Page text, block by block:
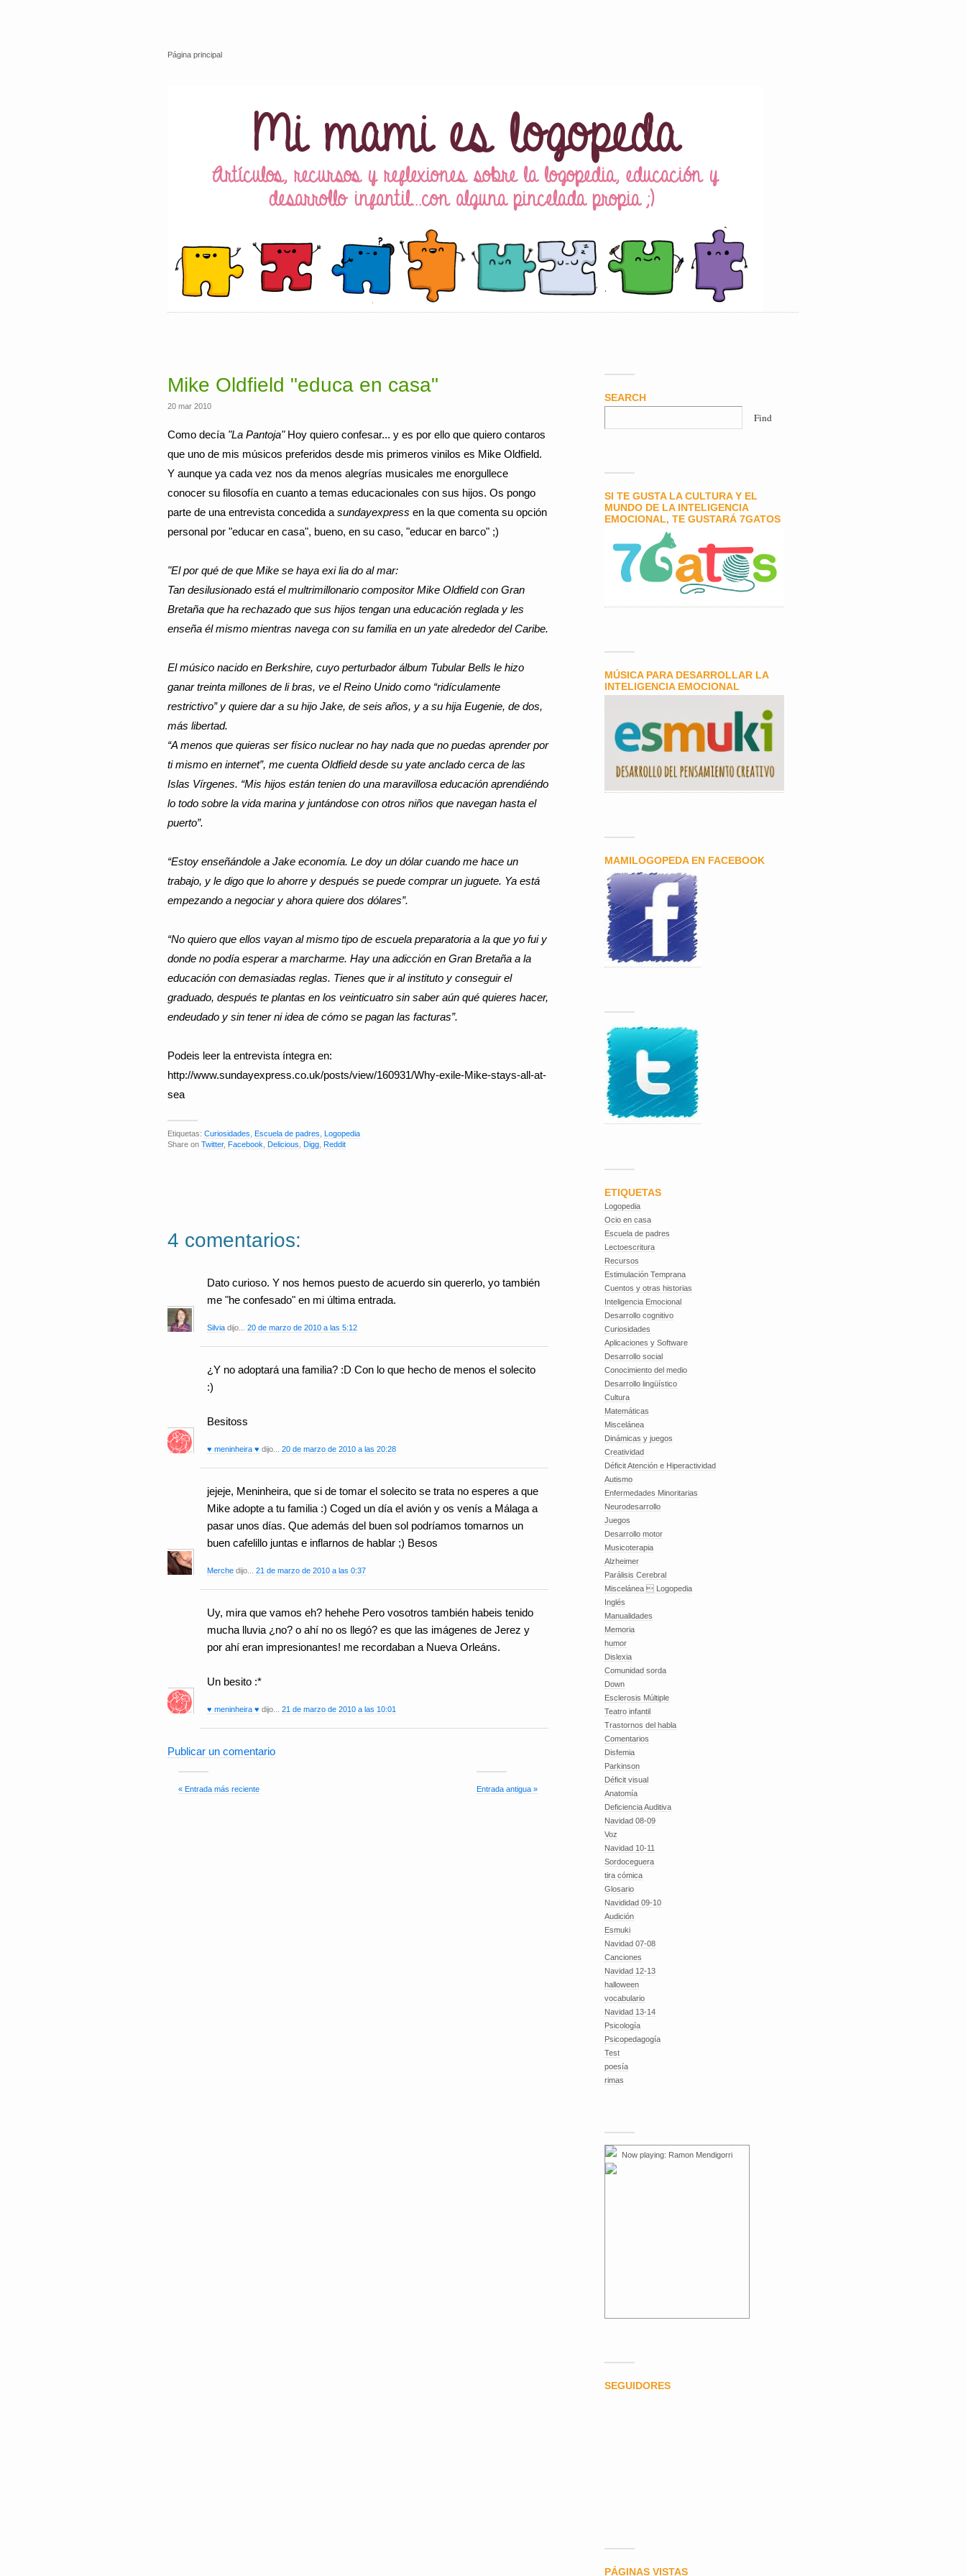
Página principal
Mike Oldfield "educa en casa"
20 mar 2010
Como decía "La Pantoja"Hoy quiero confesar... y es por ello que quiero contaros
que uno de mis músicos preferidos desde mis primeros vinilos es Mike Oldfield.
Y aunque ya cada vez nos da menos alegrías musicales me enorgullece
conocer su filosofía en cuanto a temas educacionales con sus hijos. Os pongo
parte de una entrevista concedida a sundayexpress en la que comenta su opción
personal por "educar en casa", bueno, en su caso, "educar en barco" ;)
"El por qué de que Mike se haya exi lia do al mar:
Tan desilusionado está el multrimillonario compositor Mike Oldfield con Gran
Bretaña que ha rechazado que sus hijos tengan una educación re­glada y les
enseña él mismo mientras navega con su familia en un yate alrededor del Caribe.
El músico nacido en Berkshire, cuyo perturbador álbum Tubular Bells le hizo
ganar treinta millones de li bras, ve el Reino Unido como “ridículamente
restrictivo” y quie­re dar a su hijo Jake, de seis años, y a su hija Eugenie, de dos,
más libertad.
“A menos que quieras ser físico nuclear no hay nada que no puedas aprender por
ti mismo en internet”, me cuenta Oldfield desde su yate anclado cerca de las
Islas Vírgenes. “Mis hijos están tenien do una maravillosa educación aprendiéndo
lo todo sobre la vida marina y juntándose con otros niños que navegan hasta el
puerto”.
“Estoy enseñándole a Jake economía. Le doy un dólar cuando me hace un
trabajo, y le digo que lo ahorre y después se puede comprar un juguete. Ya está
empezando a negociar y ahora quiere dos dólares”.
“No quiero que ellos vayan al mismo tipo de escuela preparatoria a la que yo fui y
donde no podía esperar a marcharme. Hay una adicción en Gran Bretaña a la
edu­cación con demasiadas reglas. Tienes que ir al instituto y conseguir el
graduado, después te plantas en los veinticuatro sin saber aún qué quieres hacer,
endeudado y sin tener ni idea de cómo se pagan las facturas”.
Podeis leer la entrevista íntegra en:
http://www.sundayexpress.co.uk/posts/view/160931/Why-exile-Mike-stays-all-at-
sea
Etiquetas: Curiosidades Escuela de padres Logopedia
Share on Twitter, Facebook Delicious Digg Reddit
4 comentarios:
Dato curioso. Y nos hemos puesto de acuerdo sin quererlo, yo también
me "he confesado" en mi última entrada.
Silvia dijo... 20 de marzo de 2010 a las 5:12
¿Y no adoptará una familia? :D Con lo que hecho de menos el solecito
:)
Besitoss
♥ meninheira ♥ dijo... 20 de marzo de 2010 a las 20:28
jejeje, Meninheira, que si de tomar el solecito se trata no esperes a que
Mike adopte a tu familia :) Coged un día el avión y os venís a Málaga a
pasar unos días. Que además del buen sol podríamos tomarnos un
buen cafelillo juntas e inflarnos de hablar ;) Besos
Merche dijo... 21 de marzo de 2010 a las 0:37
Uy, mira que vamos eh? hehehe Pero vosotros también habeis tenido
mucha lluvia ¿no? o ahí no os llegó? es que las imágenes de Jerez y
por ahí eran impresionantes! me recordaban a Nueva Orleáns.
Un besito :*
♥ meninheira ♥ dijo... 21 de marzo de 2010 a las 10:01
Publicar un comentario
« Entrada más reciente Entrada antigua »
SEARCH
SI TE GUSTA LA CULTURA Y EL
MUNDO DE LA INTELIGENCIA
EMOCIONAL, TE GUSTARÁ 7GATOS
MÚSICA PARA DESARROLLAR LA
INTELIGENCIA EMOCIONAL
MAMILOGOPEDA EN FACEBOOK
ETIQUETAS
Logopedia
Ocio en casa
Escuela de padres
Lectoescritura
Recursos
Estimulación Temprana
Cuentos y otras historias
Inteligencia Emocional
Desarrollo cognitivo
Curiosidades
Aplicaciones y Software
Desarrollo social
Conocimiento del medio
Desarrollo lingüístico
Cultura
Matemáticas
Miscelánea
Dinámicas y juegos
Creatividad
Déficit Atención e Hiperactividad
Autismo
Enfermedades Minoritarias
Neurodesarrollo
Juegos
Desarrollo motor
Musicoterapia
Alzheimer
Parálisis Cerebral
Miscelánea  Logopedia
Inglés
Manualidades
Memoria
humor
Dislexia
Comunidad sorda
Down
Esclerosis Múltiple
Teatro infantil
Trastornos del habla
Comentarios
Disfemia
Parkinson
Déficit visual
Anatomía
Deficiencia Auditiva
Navidad 08-09
Voz
Navidad 10-11
Sordoceguera
tira cómica
Glosario
Navididad 09-10
Audición
Esmuki
Navidad 07-08
Canciones
Navidad 12-13
halloween
vocabulario
Navidad 13-14
Psicología
Psicopedagogía
Test
poesía
rimas
Now playing: Ramon Mendigorri
SEGUIDORES
PÁGINAS VISTAS